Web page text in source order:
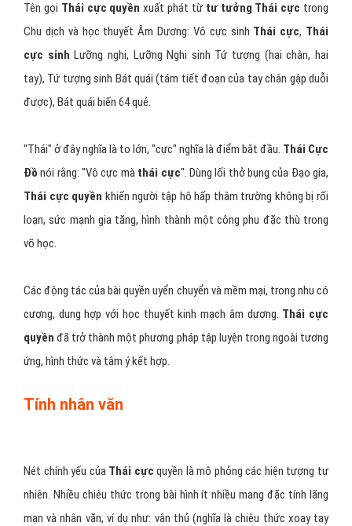
Tên gọi Thái cực quyền xuất phát từ tư tưởng Thái cực trong
Chu dịch và học thuyết Âm Dương: Vô cực sinh Thái cực, Thái
cực sinh Lưỡng nghi, Lưỡng Nghi sinh Tứ tượng (hai chân, hai
tay), Tứ tượng sinh Bát quái (tám tiết đoạn của tay chân gập duỗi
được), Bát quái biến 64 quẻ.
"Thái" ở đây nghĩa là to lớn, "cực" nghĩa là điểm bắt đầu. Thái Cực
Đồ nói rằng: "Vô cực mà thái cực". Dùng lối thở bụng của Đạo gia,
Thái cực quyền khiến người tập hô hấp thâm trường không bị rối
loạn, sức mạnh gia tăng, hình thành một công phu đặc thù trong
võ học.
Các động tác của bài quyền uyển chuyển và mềm mại, trong nhu có
cương, dung hợp với học thuyết kinh mạch âm dương. Thái cực
quyền đã trở thành một phương pháp tập luyện trong ngoài tương
ứng, hình thức và tâm ý kết hợp.
Tính nhân văn
Nét chính yếu của Thái cực quyền là mô phỏng các hiện tượng tự
nhiên. Nhiều chiêu thức trong bài hình ít nhiều mang đặc tính lãng
mạn và nhân văn, ví dụ như: vân thủ (nghĩa là chiêu thức xoay tay